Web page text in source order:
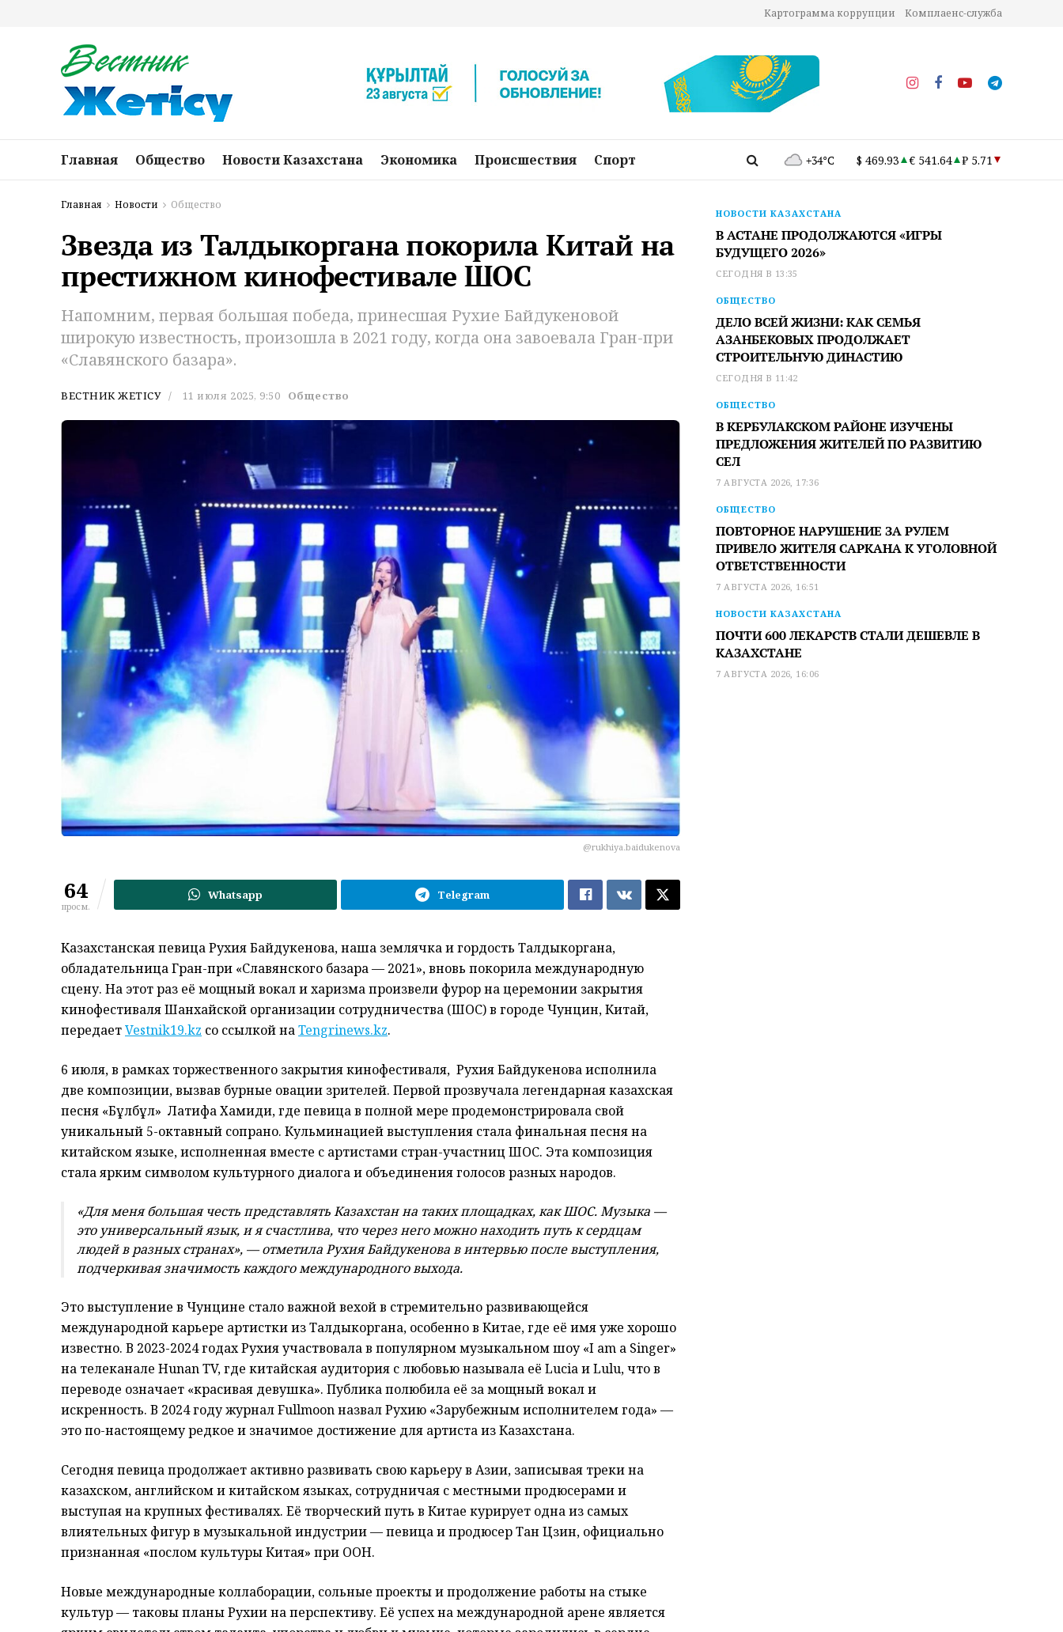
Картограмма коррупции Комплаенс-служба
Главная Общество Новости Казахстана Экономика Происшествия Спорт +34°C $ 469.93 € 541.64 ₽ 5.71
Главная Новости Общество
Звезда из Талдыкоргана покорила Китай на
престижном кинофестивале ШОС
Напомним, первая большая победа, принесшая Рухие Байдукеновой
широкую известность, произошла в 2021 году, когда она завоевала Гран-при
«Славянского базара».
ВЕСТНИК ЖЕТІСУ 11 июля 2025, 9:50 Общество
@rukhiya.baidukenova
64
просм.
Whatsapp Telegram
Казахстанская певица Рухия Байдукенова, наша землячка и гордость Талдыкоргана,
обладательница Гран-при «Славянского базара — 2021», вновь покорила международную
сцену. На этот раз её мощный вокал и харизма произвели фурор на церемонии закрытия
кинофестиваля Шанхайской организации сотрудничества (ШОС) в городе Чунцин, Китай,
передаетVestnik19.kz со ссылкой наTengrinews.kz.
6 июля, в рамках торжественного закрытия кинофестиваля, Рухия Байдукенова исполнила
две композиции, вызвав бурные овации зрителей. Первой прозвучала легендарная казахская
песня «Бұлбұл» Латифа Хамиди, где певица в полной мере продемонстрировала свой
уникальный 5-октавный сопрано. Кульминацией выступления стала финальная песня на
китайском языке, исполненная вместе с артистами стран-участниц ШОС. Эта композиция
стала ярким символом культурного диалога и объединения голосов разных народов.
«Для меня большая честь представлять Казахстан на таких площадках, как ШОС. Музыка —
это универсальный язык, и я счастлива, что через него можно находить путь к сердцам
людей в разных странах», — отметила Рухия Байдукенова в интервью после выступления,
подчеркивая значимость каждого международного выхода.
Это выступление в Чунцине стало важной вехой в стремительно развивающейся
международной карьере артистки из Талдыкоргана, особенно в Китае, где её имя уже хорошо
известно. В 2023-2024 годах Рухия участвовала в популярном музыкальном шоу «I am a Singer»
на телеканале Hunan TV, где китайская аудитория с любовью называла её Lucia и Lulu, что в
переводе означает «красивая девушка». Публика полюбила её за мощный вокал и
искренность. В 2024 году журнал Fullmoon назвал Рухию «Зарубежным исполнителем года» —
это по-настоящему редкое и значимое достижение для артиста из Казахстана.
Сегодня певица продолжает активно развивать свою карьеру в Азии, записывая треки на
казахском, английском и китайском языках, сотрудничая с местными продюсерами и
выступая на крупных фестивалях. Её творческий путь в Китае курирует одна из самых
влиятельных фигур в музыкальной индустрии — певица и продюсер Тан Цзин, официально
признанная «послом культуры Китая» при ООН.
Новые международные коллаборации, сольные проекты и продолжение работы на стыке
культур — таковы планы Рухии на перспективу. Её успех на международной арене является
НОВОСТИ КАЗАХСТАНА
В АСТАНЕ ПРОДОЛЖАЮТСЯ «ИГРЫ
БУДУЩЕГО 2026»
СЕГОДНЯ В 13:35
ОБЩЕСТВО
ДЕЛО ВСЕЙ ЖИЗНИ: КАК СЕМЬЯ
АЗАНБЕКОВЫХ ПРОДОЛЖАЕТ
СТРОИТЕЛЬНУЮ ДИНАСТИЮ
СЕГОДНЯ В 11:42
ОБЩЕСТВО
В КЕРБУЛАКСКОМ РАЙОНЕ ИЗУЧЕНЫ
ПРЕДЛОЖЕНИЯ ЖИТЕЛЕЙ ПО РАЗВИТИЮ
СЕЛ
7 АВГУСТА 2026, 17:36
ОБЩЕСТВО
ПОВТОРНОЕ НАРУШЕНИЕ ЗА РУЛЕМ
ПРИВЕЛО ЖИТЕЛЯ САРКАНА К УГОЛОВНОЙ
ОТВЕТСТВЕННОСТИ
7 АВГУСТА 2026, 16:51
НОВОСТИ КАЗАХСТАНА
ПОЧТИ 600 ЛЕКАРСТВ СТАЛИ ДЕШЕВЛЕ В
КАЗАХСТАНЕ
7 АВГУСТА 2026, 16:06